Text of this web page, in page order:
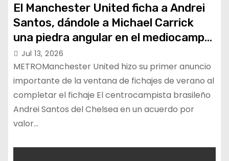
El Manchester United ficha a Andrei
Santos, dándole a Michael Carrick
una piedra angular en el mediocampo
para el futuro
Jul 13, 2026
METROManchester United hizo su primer anuncio
importante de la ventana de fichajes de verano al
completar el fichaje El centrocampista brasileño
Andrei Santos del Chelsea en un acuerdo por
valor…